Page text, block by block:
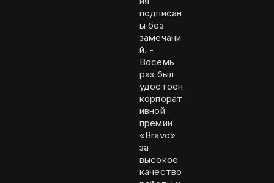
подписан
ы без
замечани
й. -
Восемь
раз был
удостоен
корпорат
ивной
премии
«Bravo»
за
высокое
качество